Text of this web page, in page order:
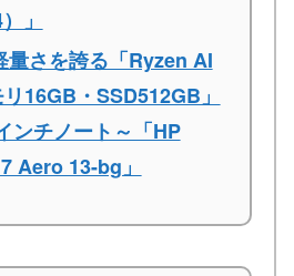
」
量さを誇る「Ryzen AI
16GB・SSD512GB」
ンチノート～「HP
Aero 13-bg」